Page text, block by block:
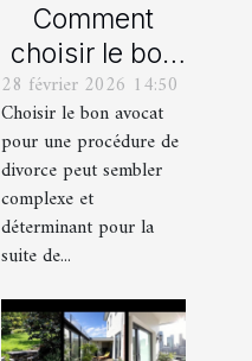
Comment
choisir le bon
avocat pour
votre
procédure de
divorce ?
28 février 2026 14:50
Choisir le bon avocat
pour une procédure de
divorce peut sembler
complexe et
déterminant pour la
suite de...